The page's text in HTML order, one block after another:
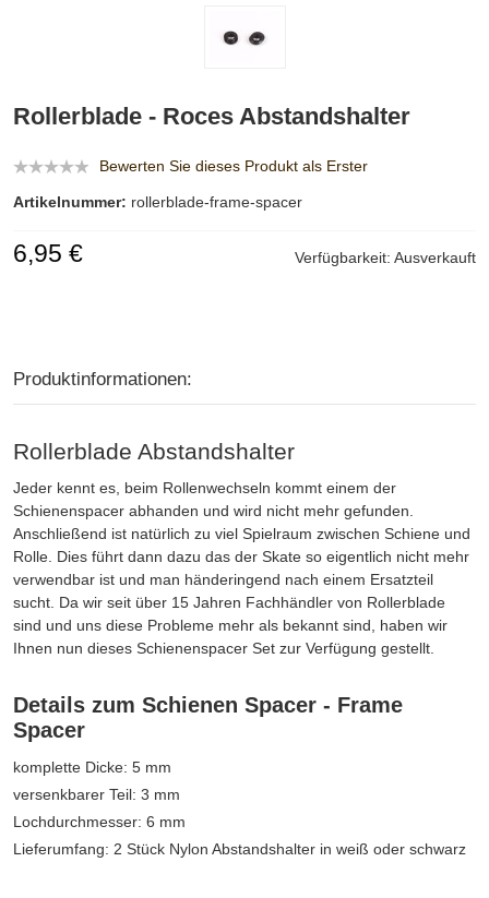
Rollerblade - Roces Abstandshalter
Bewerten Sie dieses Produkt als Erster
Artikelnummer: rollerblade-frame-spacer
Verfügbarkeit: Ausverkauft
6,95 €
Produktinformationen:
Rollerblade Abstandshalter
Jeder kennt es, beim Rollenwechseln kommt einem der
Schienenspacer abhanden und wird nicht mehr gefunden.
Anschließend ist natürlich zu viel Spielraum zwischen Schiene und
Rolle. Dies führt dann dazu das der Skate so eigentlich nicht mehr
verwendbar ist und man händeringend nach einem Ersatzteil
sucht. Da wir seit über 15 Jahren Fachhändler von Rollerblade
sind und uns diese Probleme mehr als bekannt sind, haben wir
Ihnen nun dieses Schienenspacer Set zur Verfügung gestellt.
Details zum Schienen Spacer - Frame
Spacer
komplette Dicke: 5 mm
versenkbarer Teil: 3 mm
Lochdurchmesser: 6 mm
Lieferumfang: 2 Stück Nylon Abstandshalter in weiß oder schwarz